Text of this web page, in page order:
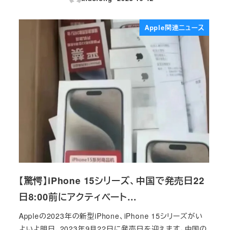
投稿日
Apple関連ニュース
【驚愕】iPhone 15シリーズ、中国で発売日22
日8:00前にアクティベート…
Appleの2023年の新型iPhone、iPhone 15シリーズがい